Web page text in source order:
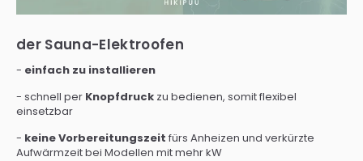
der Sauna-Elektroofen
- einfach zu installieren
- schnell per Knopfdruck zu bedienen, somit flexibel
einsetzbar
- keine Vorbereitungszeit fürs Anheizen und verkürzte
Aufwärmzeit bei Modellen mit mehr kW